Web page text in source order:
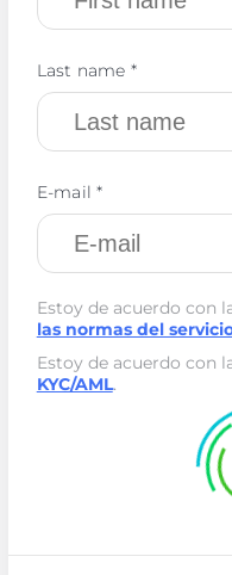
Last name *
E-mail *
Estoy de acuerdo con
las normas del
Estoy de acuerdo con
KYC/AML.